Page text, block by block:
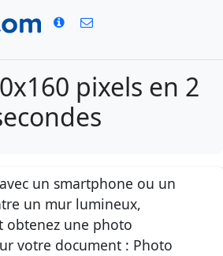
pixels en 2
un smartphone ou un
un mur lumineux,
obtenez une photo
votre document : Photo